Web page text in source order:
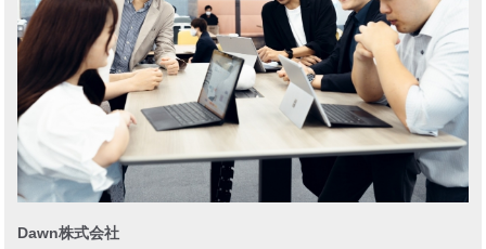
Dawn株式会社